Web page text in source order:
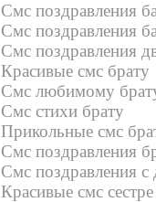
Смс поздравления
Смс поздравления
Смс поздравления
Красивые смс брату
Смс любимому
Смс стихи брату
Прикольные смс
Смс поздравления
Смс поздравления
Красивые смс сестре